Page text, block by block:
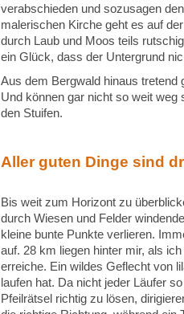
verabschieden und sozusagen
malerischen Kirche geht es auf
durch Laub und Moos teils
ein Glück, dass der Untergrund
Aus dem Bergwald hinaus tretend
Und können gar nicht so weit weg
den Stuifen.
Aller guten Dinge sind
Bis weit zum Horizont zu
durch Wiesen und Felder
kleine bunte Punkte verlieren.
auf. 28 km liegen hinter mir, als
erreiche. Ein wildes Geflecht von
laufen hat. Da nicht jeder Läufer
Pfeilrätsel richtig zu lösen,